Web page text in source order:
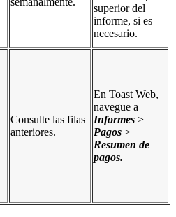
superior del
informe, si es
necesario.
Consulte las filas
anteriores.
En Toast Web,
navegue a
Informes >
Pagos >
Resumen de
pagos.